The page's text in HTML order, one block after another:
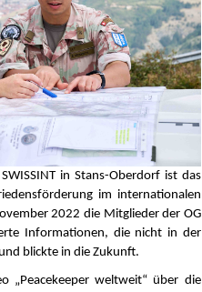
in Stans-Oberdorf ist das
im internationalen
2022 die Mitglieder der OG
Informationen, die nicht in der
blickte in die Zukunft.
„Peacekeeper weltweit“ über die